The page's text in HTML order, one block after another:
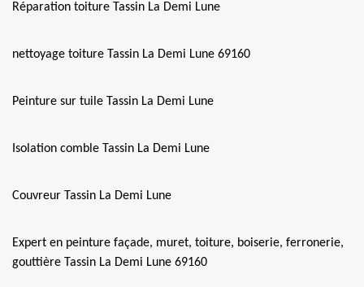
Réparation toiture Tassin La Demi Lune
nettoyage toiture Tassin La Demi Lune 69160
Peinture sur tuile Tassin La Demi Lune
Isolation comble Tassin La Demi Lune
Couvreur Tassin La Demi Lune
Expert en peinture façade, muret, toiture, boiserie, ferronerie,
gouttière Tassin La Demi Lune 69160